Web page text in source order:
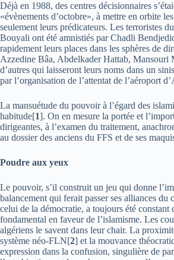
Déjà en 1988, des centres décisionnaires
«évènements d’octobre», à mettre en orbite
seulement leurs prédicateurs. Les terroristes
Bouyali ont été amnistiés par Chadli
rapidement leurs places dans les sphères de
Azzedine Bâa, Abdelkader Hattab, Mansouri
d’autres qui laisseront leurs noms dans un
par l’organisation de l’attentat de l’aéroport
La mansuétude du pouvoir à l’égard des
habitude[1]. On en mesure la portée et
dirigeantes, à l’examen du traitement,
au dossier des anciens du FFS et de ses
Poudre aux yeux
Le pouvoir, s’il construit un jeu qui donne
balancement qui ferait passer ses alliances du
celui de la démocratie, a toujours été constant
fondamental en faveur de l’islamisme. Les
algériens le savent dans leur chair. La
système néo-FLN[2] et la mouvance
expression dans la confusion, singulière de